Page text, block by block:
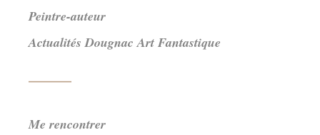
Peintre-auteur
Actualités Dougnac Art Fantastique
Me rencontrer